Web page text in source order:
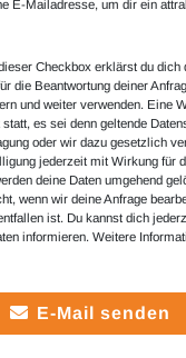
E-Mailadresse, um dir ein
Checkbox erklärst du dich
die Beantwortung deiner
und weiter verwenden. Eine
es sei denn geltende
oder wir dazu gesetzlich
jederzeit mit Wirkung für
deine Daten umgehend
wenn wir deine Anfrage
ist. Du kannst dich
informieren. Weitere
E-Mail senden